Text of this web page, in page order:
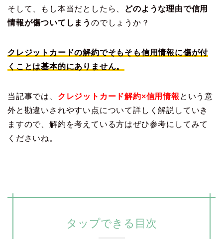
そして、もし本当だとしたら、
どのような理由で信用
情報が傷ついてしまう のでしょうか？
クレジットカードの解約でそもそも信用情報に傷が付
くことは基本的にありません。
当記事では、 クレジットカード解約×信用情報 という意
外と勘違いされやすい点について詳しく解説していき
ますので、解約を考えている方はぜひ参考にしてみて
くださいね。
タップできる目次